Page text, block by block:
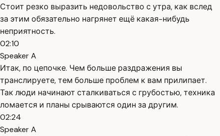
Стоит резко выразить недовольство с утра, как вслед
за этим обязательно нагрянет ещё какая-нибудь
неприятность.
02:10
Speaker A
Итак, по цепочке. Чем больше раздражения вы
транслируете, тем больше проблем к вам прилипает.
Так люди начинают сталкиваться с грубостью, техника
ломается и планы срываются один за другим.
02:24
Speaker A